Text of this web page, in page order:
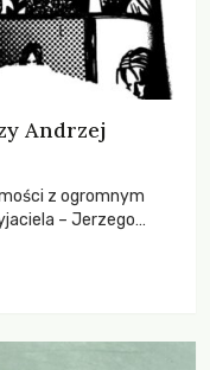
Andrzej
z ogromnym
– Jerzego